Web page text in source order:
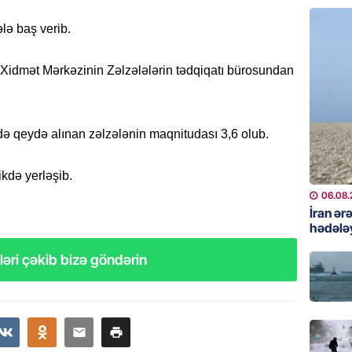
baş verib.
Mərkəzinin Zəlzələlərin tədqiqatı bürosundan
qeydə alınan zəlzələnin maqnitudası 3,6 olub.
yerləşib.
çəkib bizə göndərin
Çingiz
bərpa
İDMAN
Bu gün
klubu
ÖZƏL
qaldı
İran